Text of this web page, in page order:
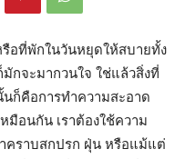
อที่พักในวันหยุดให้สบายทั้ง
กจะมากวนใจ ใช่แล้วสิ่งที่
ก็คือการทำความสะอาด
มือนกัน เราต้องใช้ความ
คราบสกปรก ฝุ่น หรือแม้แต่